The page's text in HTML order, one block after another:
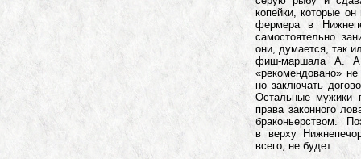
копейки, которые
фермера в
самостоятельно
они, думается, так
фиш-маршала А. А.
«рекомендовано»
но заключать
Остальные мужики
права законного
браконьерством.
в верху
всего, не будет.